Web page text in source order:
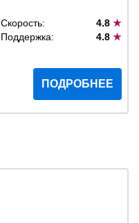
Скорость: 4.8 ★
Поддержка: 4.8 ★
ПОДРОБНЕЕ